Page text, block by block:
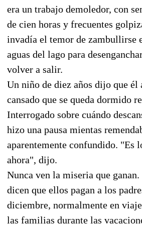
era un trabajo demoledor, con
de cien horas y frecuentes
invadía el temor de zambullirse
aguas del lago para
volver a salir.
Un niño de diez años dijo que él
cansado que se queda dormido
Interrogado sobre cuándo
hizo una pausa mientas
aparentemente confundido. "Es
ahora", dijo.
Nunca ven la miseria que ganan.
dicen que ellos pagan a los
diciembre, normalmente en
las familias durante las